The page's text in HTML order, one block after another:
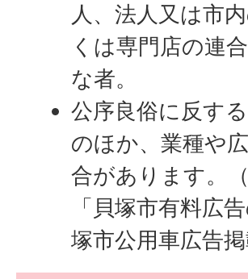
人、法人又は市
くは専門店の連
な者。
公序良俗に反す
のほか、業種や
合があります。
「貝塚市有料広
塚市公用車広告